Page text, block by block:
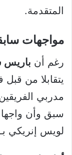
المتقدمة.
مواجهات
رغم أن باريس
يتقابلا من
مدربي
لويس إنريكي بـ9 انتصارات مقابل 3 لسيميوني.